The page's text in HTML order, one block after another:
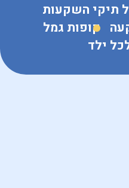
תיקי השקעות
קופות גמל
ילד